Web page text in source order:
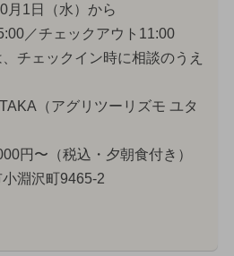
月1日（水）から
／チェックアウト11:00
チェックイン時に相談のうえ
（アグリツーリズモ ユタ
円〜（税込・夕朝食付き）
淵沢町9465-2